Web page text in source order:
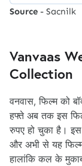
Source - Sacnilk
Vanvaas
Collection
वनवास, फिल्म को
हफ्ते अब तक इस
रुपए हो चुका है।
और अभी से यह
हालांकि कल के